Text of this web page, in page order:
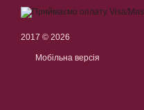
2017 © 2026
Мобільна версія